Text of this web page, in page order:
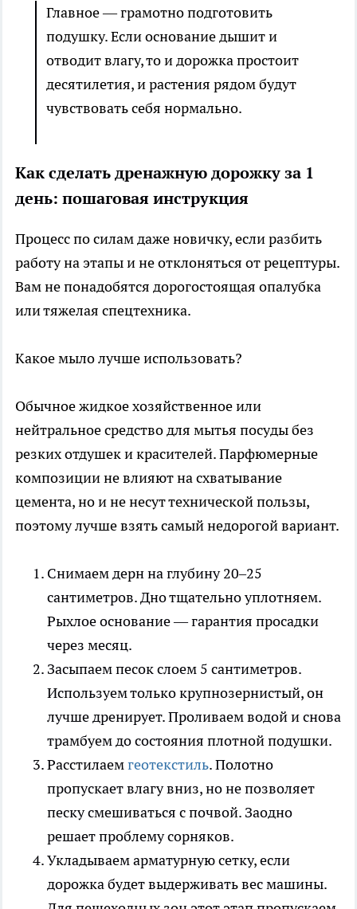
Главное — грамотно подготовить
подушку. Если основание дышит и
отводит влагу, то и дорожка простоит
десятилетия, и растения рядом будут
чувствовать себя нормально.
Как сделать дренажную дорожку за 1
день: пошаговая инструкция
Процесс по силам даже новичку, если разбить
работу на этапы и не отклоняться от рецептуры.
Вам не понадобятся дорогостоящая опалубка
или тяжелая спецтехника.
Какое мыло лучше использовать?
Обычное жидкое хозяйственное или
нейтральное средство для мытья посуды без
резких отдушек и красителей. Парфюмерные
композиции не влияют на схватывание
цемента, но и не несут технической пользы,
поэтому лучше взять самый недорогой вариант.
Снимаем дерн на глубину 20–25
сантиметров. Дно тщательно уплотняем.
Рыхлое основание — гарантия просадки
через месяц.
Засыпаем песок слоем 5 сантиметров.
Используем только крупнозернистый, он
лучше дренирует. Проливаем водой и снова
трамбуем до состояния плотной подушки.
Расстилаемгеотекстиль. Полотно
пропускает влагу вниз, но не позволяет
песку смешиваться с почвой. Заодно
решает проблему сорняков.
Укладываем арматурную сетку, если
дорожка будет выдерживать вес машины.